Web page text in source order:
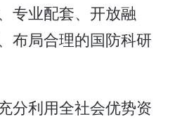
专业配套、开放融
布局合理的国防科研
利用全社会优势资